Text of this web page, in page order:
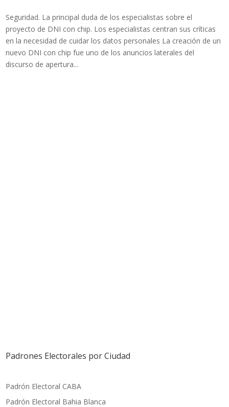
Seguridad. La principal duda de los especialistas sobre el
proyecto de DNI con chip. Los especialistas centran sus críticas
en la necesidad de cuidar los datos personales La creación de un
nuevo DNI con chip fue uno de los anuncios laterales del
discurso de apertura...
Padrones Electorales por Ciudad
Padrón Electoral CABA
Padrón Electoral Bahia Blanca